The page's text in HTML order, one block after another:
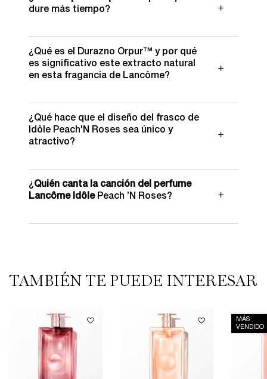
dure más tiempo?
¿Qué es el Durazno Orpur™ y por qué
es significativo este extracto natural
en esta fragancia de Lancôme?
¿Qué hace que el diseño del frasco de
Idôle Peach'N Roses sea único y
atractivo?
¿Quién canta la canción del perfume
Lancôme IdôlePeach ’N Roses?
TAMBIÉN TE PUEDE INTERESAR
MÁS
VENDIDO